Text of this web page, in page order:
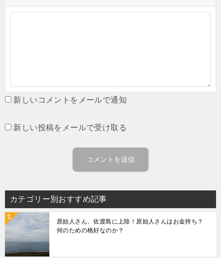
新しいコメントをメールで通知
新しい投稿をメールで受け取る
カテゴリー別おすすめ記事
原始人さん、佐渡島に上陸！原始人さんはお金持ち？
何のための格好なのか？